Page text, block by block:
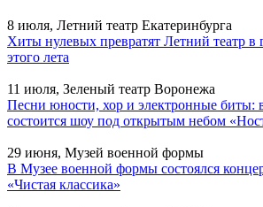
8 июля, Летний театр Екатеринбурга
Хиты нулевых превратят Летний театр в
этого лета
11 июля, Зеленый театр Воронежа
Песни юности, хор и электронные биты:
состоится шоу под открытым небом
29 июня, Музей военной формы
В Музее военной формы состоялся
«Чистая классика»